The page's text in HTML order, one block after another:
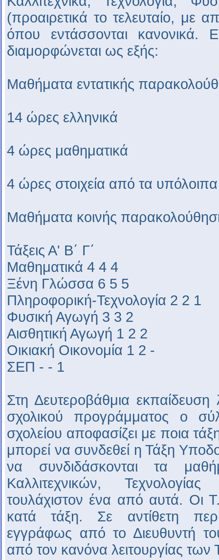
(προαιρετικά το τελευταίο, με
όπου εντάσσονται κανονικά.
διαμορφώνεται ως εξής:
Μαθήματα εντατικής
14 ώρες ελληνικά
4 ώρες μαθηματικά
4 ώρες στοιχεία από τα
Μαθήματα κοινής
Τάξεις Α' Β΄ Γ΄
Μαθηματικά 4 4 4
Ξένη Γλώσσα 6 5 5
Πληροφορική-Τεχνολογία 2 2 1
Φυσική Αγωγή 3 3 2
Αισθητική Αγωγή 1 2 2
Οικιακή Οικονομία 1 2 -
ΣΕΠ - - 1
Στη Δευτεροβάθμια εκπαίδευση
σχολικού προγράμματος ο
σχολείου αποφασίζει με ποια
μπορεί να συνδεθεί η Τάξη
να συνδιδάσκονται τα
Καλλιτεχνικών,
τουλάχιστον ένα από αυτά. Οι
κατά τάξη. Σε αντίθετη
εγγράφως από το Διευθυντή
από τον κανόνα λειτουργίας των